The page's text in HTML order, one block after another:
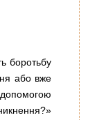
боротьбу
або вже